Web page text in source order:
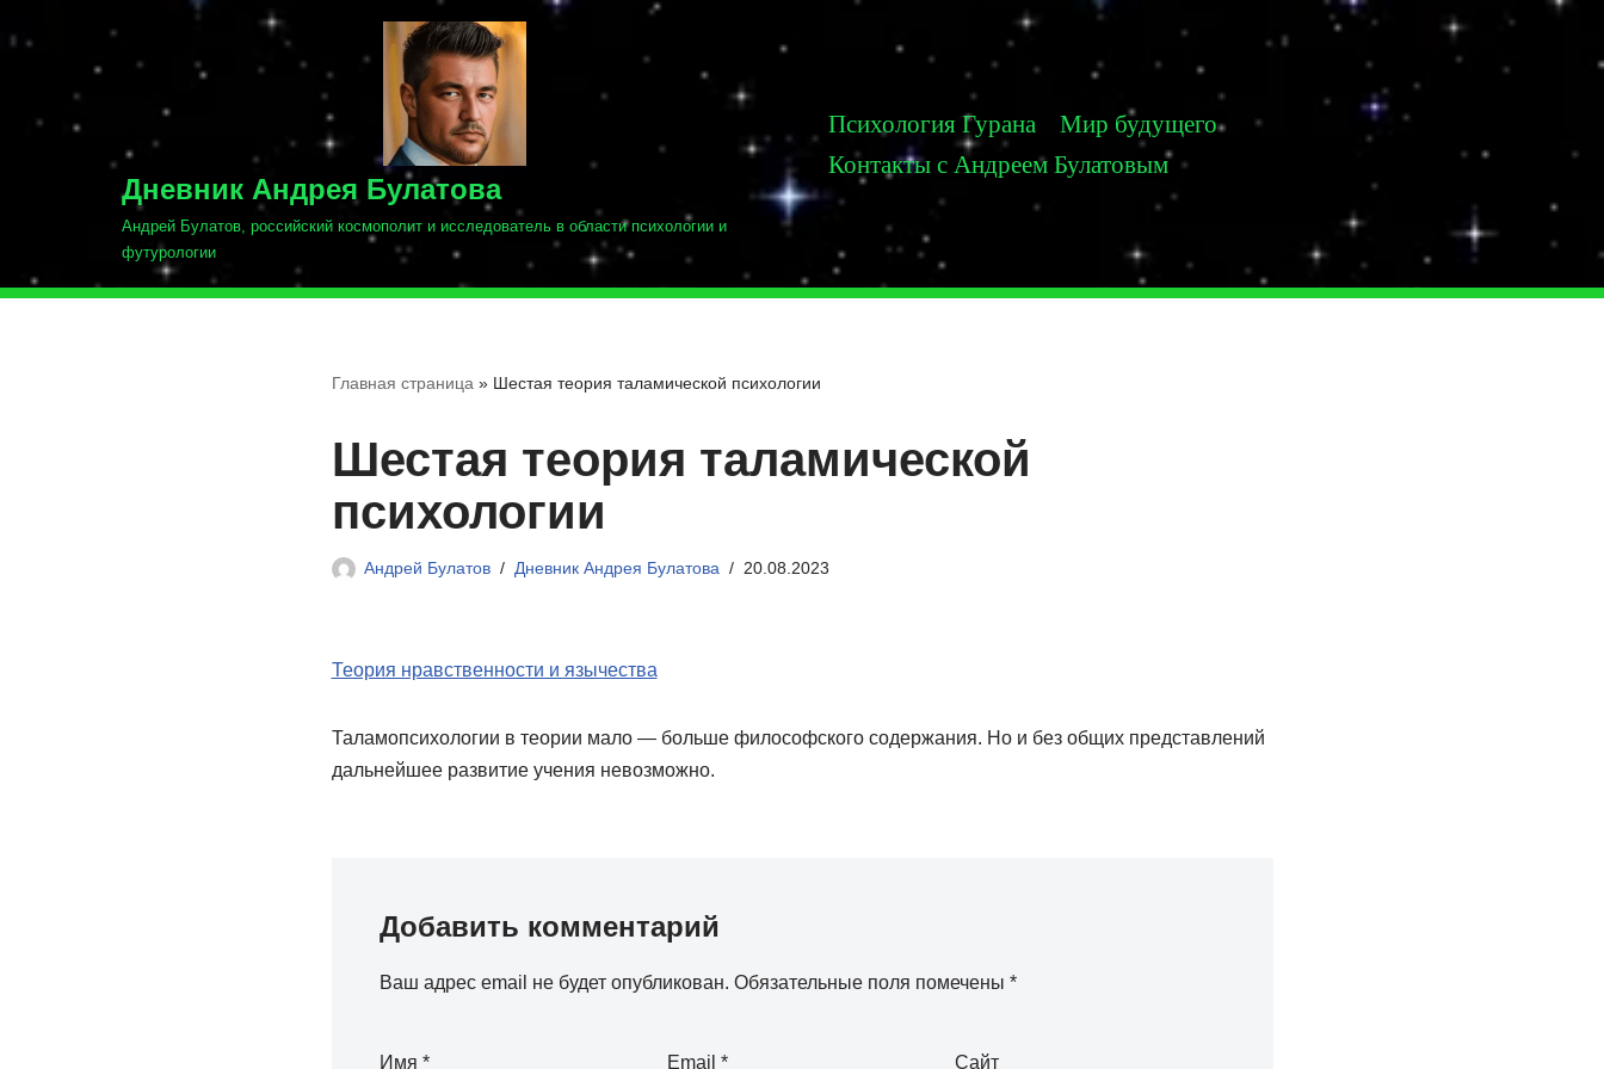
Перейти
содержимому
Дневник Андрея Булатова
Андрей Булатов, российский космополит и исследователь в области психологии и
футурологии
Психология Гурана
Мир будущего
Контакты с Андреем Булатовым
Главная страница » Шестая теория таламической психологии
Шестая теория таламической
психологии
Андрей Булатов Дневник Андрея Булатова 20.08.2023
Теория нравственности и язычества
Таламопсихологии в теории мало — больше философского содержания. Но и без общих представлений
дальнейшее развитие учения невозможно.
Добавить комментарий
Ваш адрес email не будет опубликован. Обязательные поля помечены *
Имя * Email * Сайт